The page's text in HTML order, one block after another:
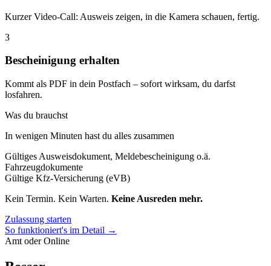
Kurzer Video-Call: Ausweis zeigen, in die Kamera schauen, fertig.
3
Bescheinigung erhalten
Kommt als PDF in dein Postfach – sofort wirksam, du darfst
losfahren.
Was du brauchst
In wenigen Minuten hast du alles zusammen
Gültiges Ausweisdokument, Meldebescheinigung o.ä.
Fahrzeugdokumente
Gültige Kfz-Versicherung (eVB)
Kein Termin. Kein Warten. Keine Ausreden mehr.
Zulassung starten
So funktioniert's im Detail →
Amt oder Online